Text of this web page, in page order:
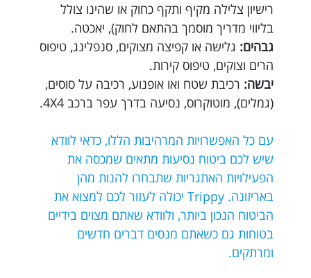
רישיון צלילה מקיף ותקף כחוק או שהינו צולל
בליווי מדריך מוסמך בהתאם לחוק), יאכטה.
גבהים: גלישה או קפיצה מצוקים, סנפלינג, טיפוס
הרים וצוקים, טיפוס קירות.
יבשה: רכיבת שטח ואו אופנוע, רכיבה על סוסים,
(גמלים), מוטוקרוס, נסיעה בדרך עפר ברכב 4X4.
עם כל האפשרויות המרהיבות הללו, כדאי לוודא
שיש לכם ביטוח נסיעות מתאים שמכסה את
הפעילויות האתגריות שתבחרו להנות מהן
באריזונה. Trippy יכולה לעזור לכם למצוא את
הביטוח הנכון ביותר, ולוודא שאתם מצוים בידיים
בטוחות גם כשאתם מנסים דברים חדשים
ומרתקים.